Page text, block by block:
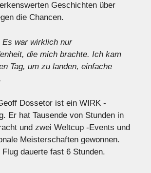
Geschichten über
die Chancen.
Es war wirklich nur
die mich brachte. Ich kam
Tag, um zu landen, einfache
Dossetor ist ein WIRK -
Er hat Tausende von Stunden in
und zwei Weltcup -Events und
Meisterschaften gewonnen.
dauerte fast 6 Stunden.